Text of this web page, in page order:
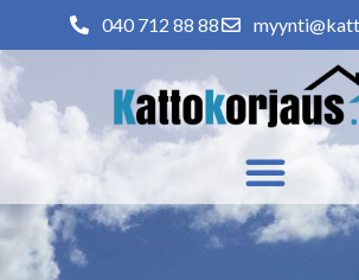
040 712 88 88